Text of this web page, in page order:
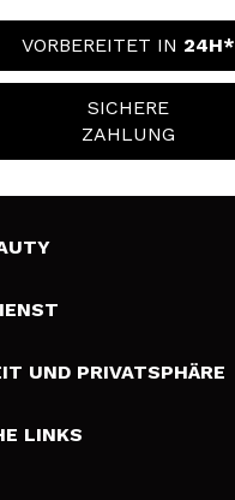
VORBEREITET IN 24H*
SICHERE
ZAHLUNG
Versandkosten
UND PRIVATSPHÄRE
und Datenschutz
LINKS